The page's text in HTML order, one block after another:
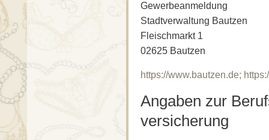
Gewerbeanmeldung
Stadtverwaltung Bautzen
Fleischmarkt 1
02625 Bautzen
https://www.bautzen.de;
Angaben zur
versicherung